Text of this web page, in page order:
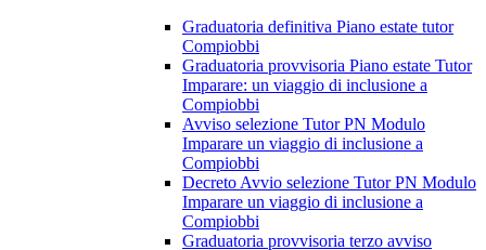
Graduatoria definitiva Piano estate tutor
Compiobbi
Graduatoria provvisoria Piano estate Tutor
Imparare: un viaggio di inclusione a
Compiobbi
Avviso selezione Tutor PN Modulo
Imparare un viaggio di inclusione a
Compiobbi
Decreto Avvio selezione Tutor PN Modulo
Imparare un viaggio di inclusione a
Compiobbi
Graduatoria provvisoria terzo avviso